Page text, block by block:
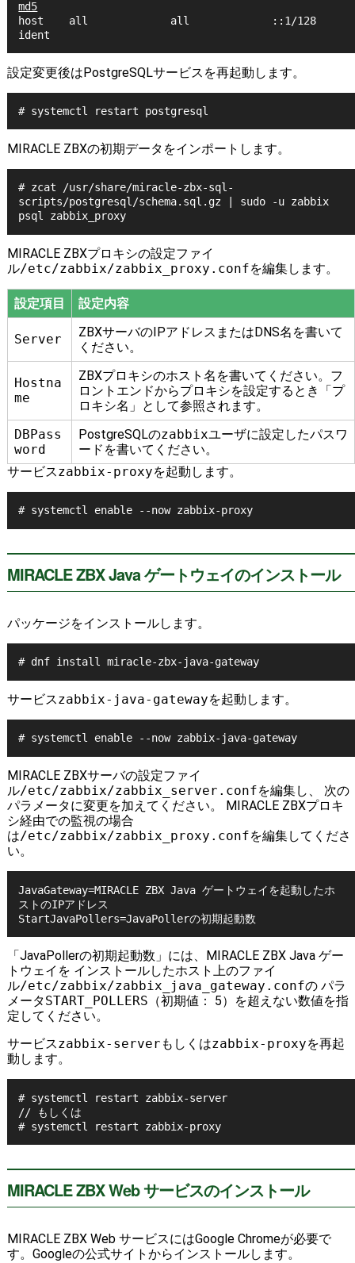
md5
host    all             all             ::1/128
設定変更後はPostgreSQLサービスを再起動します。
# systemctl restart postgresql
MIRACLE ZBXの初期データをインポートします。
# zcat /usr/share/miracle-zbx-sql-
scripts/postgresql/schema.sql.gz | sudo -u zabbix
MIRACLE ZBXプロキシの設定ファイ
ル/etc/zabbix/zabbix_proxy.confを編集します。
設定項目 設定内容
Server
ZBXサーバのIPアドレスまたはDNS名を書いて
ください。
Hostna
me
ZBXプロキシのホスト名を書いてください。フ
ロントエンドからプロキシを設定するとき「プ
ロキシ名」として参照されます。
DBPass
word
PostgreSQLのzabbixユーザに設定したパスワ
ードを書いてください。
サービスzabbix-proxyを起動します。
MIRACLE ZBX Java ゲートウェイのインストール
パッケージをインストールします。
# dnf install miracle-zbx-java-gateway
サービスzabbix-java-gatewayを起動します。
MIRACLE ZBXサーバの設定ファイ
ル/etc/zabbix/zabbix_server.confを編集し、 次の
パラメータに変更を加えてください。 MIRACLE ZBXプロキ
シ経由での監視の場合
は/etc/zabbix/zabbix_proxy.confを編集してくださ
い。
JavaGateway=MIRACLE ZBX Java ゲートウェイを起動したホ
ストのIPアドレス
「JavaPollerの初期起動数」には、MIRACLE ZBX Java ゲー
トウェイを インストールしたホスト上のファイ
ル/etc/zabbix/zabbix_java_gateway.confの パラ
メータSTART_POLLERS （初期値： 5）を超えない数値を指
定してください。
サービスzabbix-server もしくはzabbix-proxyを再起
動します。
# systemctl restart zabbix-server
// もしくは
MIRACLE ZBX Web サービスのインストール
MIRACLE ZBX Web サービスにはGoogle Chromeが必要で
す。Googleの公式サイトからインストールします。